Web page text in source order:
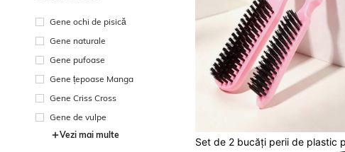
Gene ochi de pisică
Gene naturale
Gene pufoase
Gene țepoase Manga
Gene Criss Cross
Gene de vulpe
Vezi mai multe